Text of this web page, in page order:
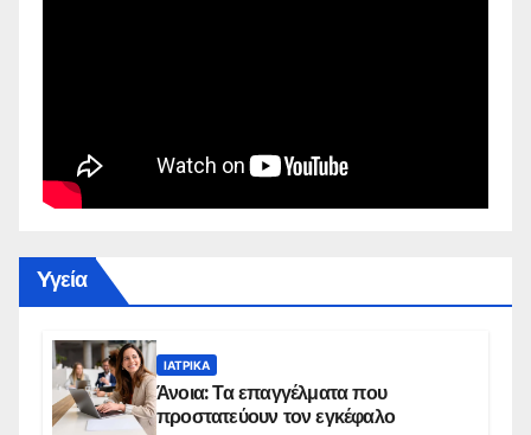
Yγεία
ΙΑΤΡΙΚΆ
Άνοια: Τα επαγγέλματα που
προστατεύουν τον εγκέφαλο